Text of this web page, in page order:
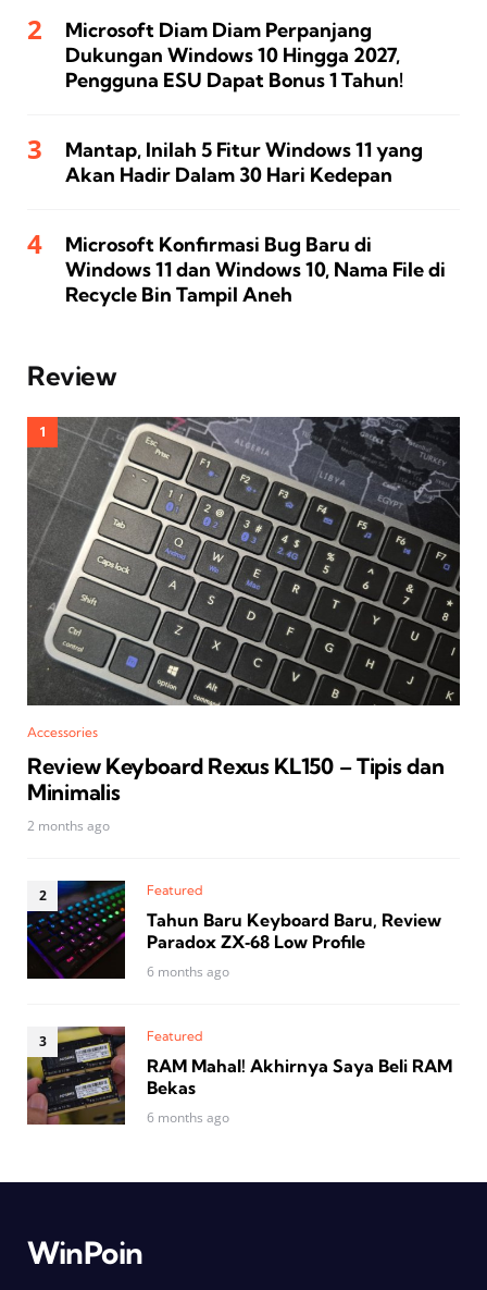
Microsoft Diam Diam Perpanjang
Dukungan Windows 10 Hingga 2027,
Pengguna ESU Dapat Bonus 1 Tahun!
Mantap, Inilah 5 Fitur Windows 11 yang
Akan Hadir Dalam 30 Hari Kedepan
Microsoft Konfirmasi Bug Baru di
Windows 11 dan Windows 10, Nama File di
Recycle Bin Tampil Aneh
Review
Accessories
Review Keyboard Rexus KL150 – Tipis dan
Minimalis
2 months ago
Featured
Tahun Baru Keyboard Baru, Review
Paradox ZX‑68 Low Profile
6 months ago
Featured
RAM Mahal! Akhirnya Saya Beli RAM
Bekas
6 months ago
WinPoin